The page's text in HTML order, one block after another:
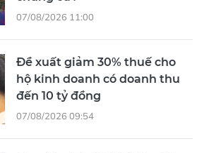
07/08/2026 11:00
Đề xuất giảm 30% thuế cho
hộ kinh doanh có doanh thu
đến 10 tỷ đồng
07/08/2026 09:54